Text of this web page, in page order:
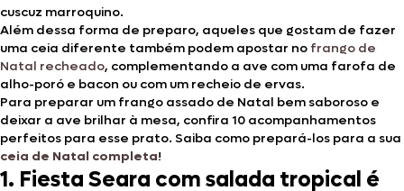
cuscuz marroquino.
Além dessa forma de preparo, aqueles que gostam de fazer
uma ceia diferente também podem apostar no frango de
Natal recheado, complementando a ave com uma farofa de
alho-poró e bacon ou com um recheio de ervas.
Para preparar um frango assado de Natal bem saboroso e
deixar a ave brilhar à mesa, confira 10 acompanhamentos
perfeitos para esse prato. Saiba como prepará-los para a sua
ceia de Natal completa!
1. Fiesta Seara com salada tropical é